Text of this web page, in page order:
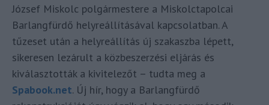
József Miskolc polgármestere a Miskolctapolcai
Barlangfürdő helyreállításával kapcsolatban. A
tűzeset után a helyreállítás új szakaszba lépett,
sikeresen lezárult a közbeszerzési eljárás és
kiválasztották a kivitelezőt – tudta meg a
Spabook.net. Új hír, hogy a Barlangfürdő